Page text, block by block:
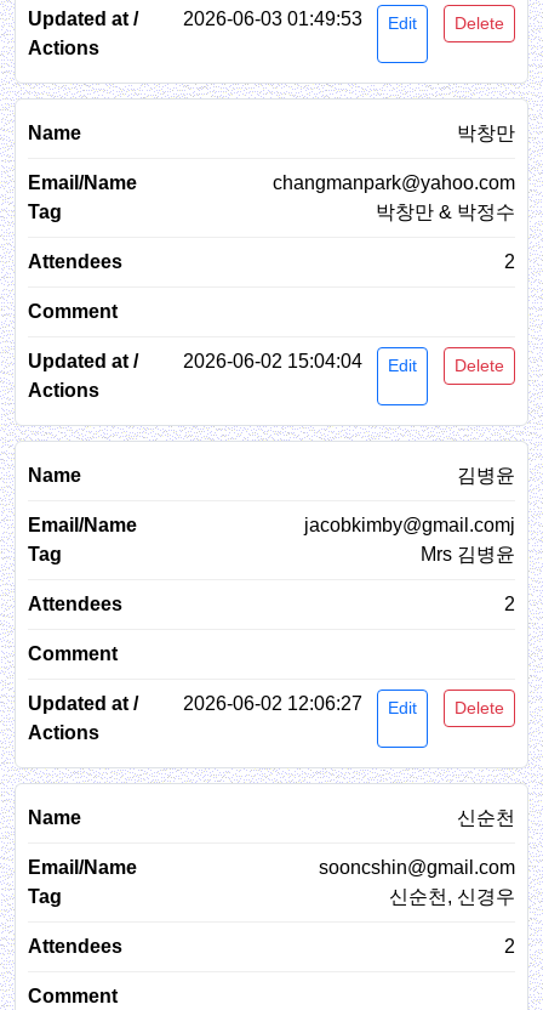
2026-06-03 01:49:53 Edit Delete
박창만
changmanpark@yahoo.com
박창만 & 박정수
2
2026-06-02 15:04:04 Edit Delete
김병윤
jacobkimby@gmail.comj
Mrs 김병윤
2
2026-06-02 12:06:27 Edit Delete
신순천
sooncshin@gmail.com
신순천, 신경우
2